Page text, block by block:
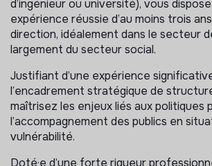
ailleurs de 12 centres d’hébergement
accueils de jour, 3 dispositifs d’accueil
pension de famille. Le PHL propose
accueillies un accompagnement social
se limite pas à la prise en charge de sa
regard du logement mais qui vise le
la citoyenneté et de l’autonomie dans
dimensions : matérielle, relationnelle,
sociale. Il s’agit, à travers une
changement, de les rendre actrices de
de bénéficier du droit commun.
d’ingénieur ou université), vous
expérience réussie d’au moins trois
direction, idéalement dans le secteur
largement du secteur social.
Justifiant d’une expérience
l’encadrement stratégique de
maîtrisez les enjeux liés aux politiques
l’accompagnement des publics en
vulnérabilité.
Doté·e d’une forte rigueur